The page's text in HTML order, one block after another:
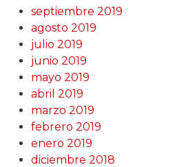
septiembre 2019
agosto 2019
julio 2019
junio 2019
mayo 2019
abril 2019
marzo 2019
febrero 2019
enero 2019
diciembre 2018